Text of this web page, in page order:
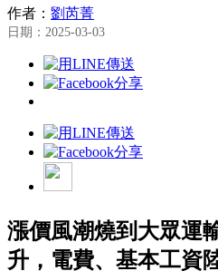
作者： 劉芮菁
日期：2025-03-03
漲價風潮燒到大眾運
升，電費、基本工資